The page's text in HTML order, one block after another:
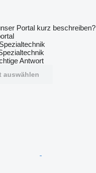
Portal kurz beschreiben?
Antwort
auswählen